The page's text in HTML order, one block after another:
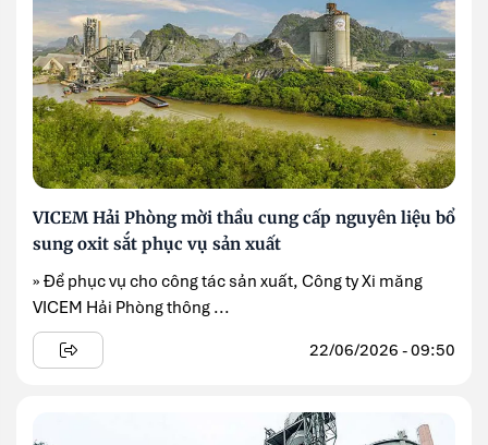
VICEM Hải Phòng mời thầu cung cấp nguyên liệu bổ
sung oxit sắt phục vụ sản xuất
» Để phục vụ cho công tác sản xuất, Công ty Xi măng
VICEM Hải Phòng thông ...
22/06/2026 - 09:50